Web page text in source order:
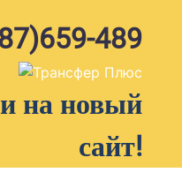
489
на новый
сайт!